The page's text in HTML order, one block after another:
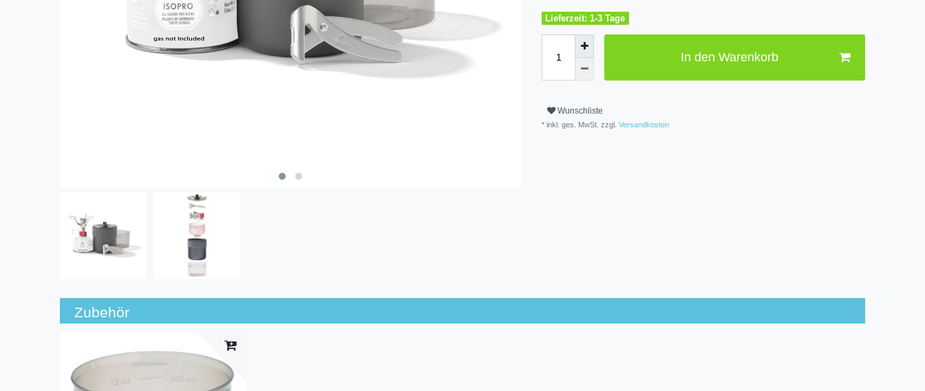
Lieferzeit: 1-3 Tage
In den Warenkorb
Wunschliste
* inkl. ges. MwSt. zzgl. Versandkosten
Zubehör